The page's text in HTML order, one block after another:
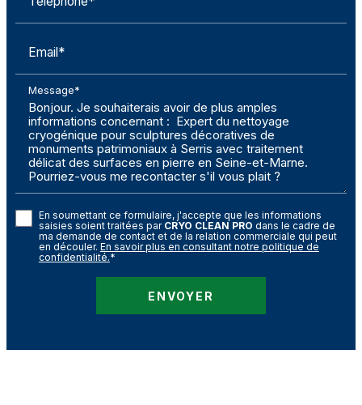
Email*
Message*
En soumettant ce formulaire, j'accepte que les informations
saisies soient traitées par CRYO CLEAN PRO dans le cadre de
ma demande de contact et de la relation commerciale qui peut
en découler. En savoir plus en consultant notre politique de
confidentialité.*